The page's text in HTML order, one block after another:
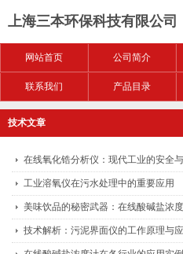
上海三本环保科技有限公司
网站首页 公司简介
联系我们 产品目录
技术文章
在线氧化锆分析仪：现代工业的安全
工业溶氧仪在污水处理中的重要应用
美味饮品的秘密武器：在线酸碱盐浓
技术解析：污泥界面仪的工作原理与